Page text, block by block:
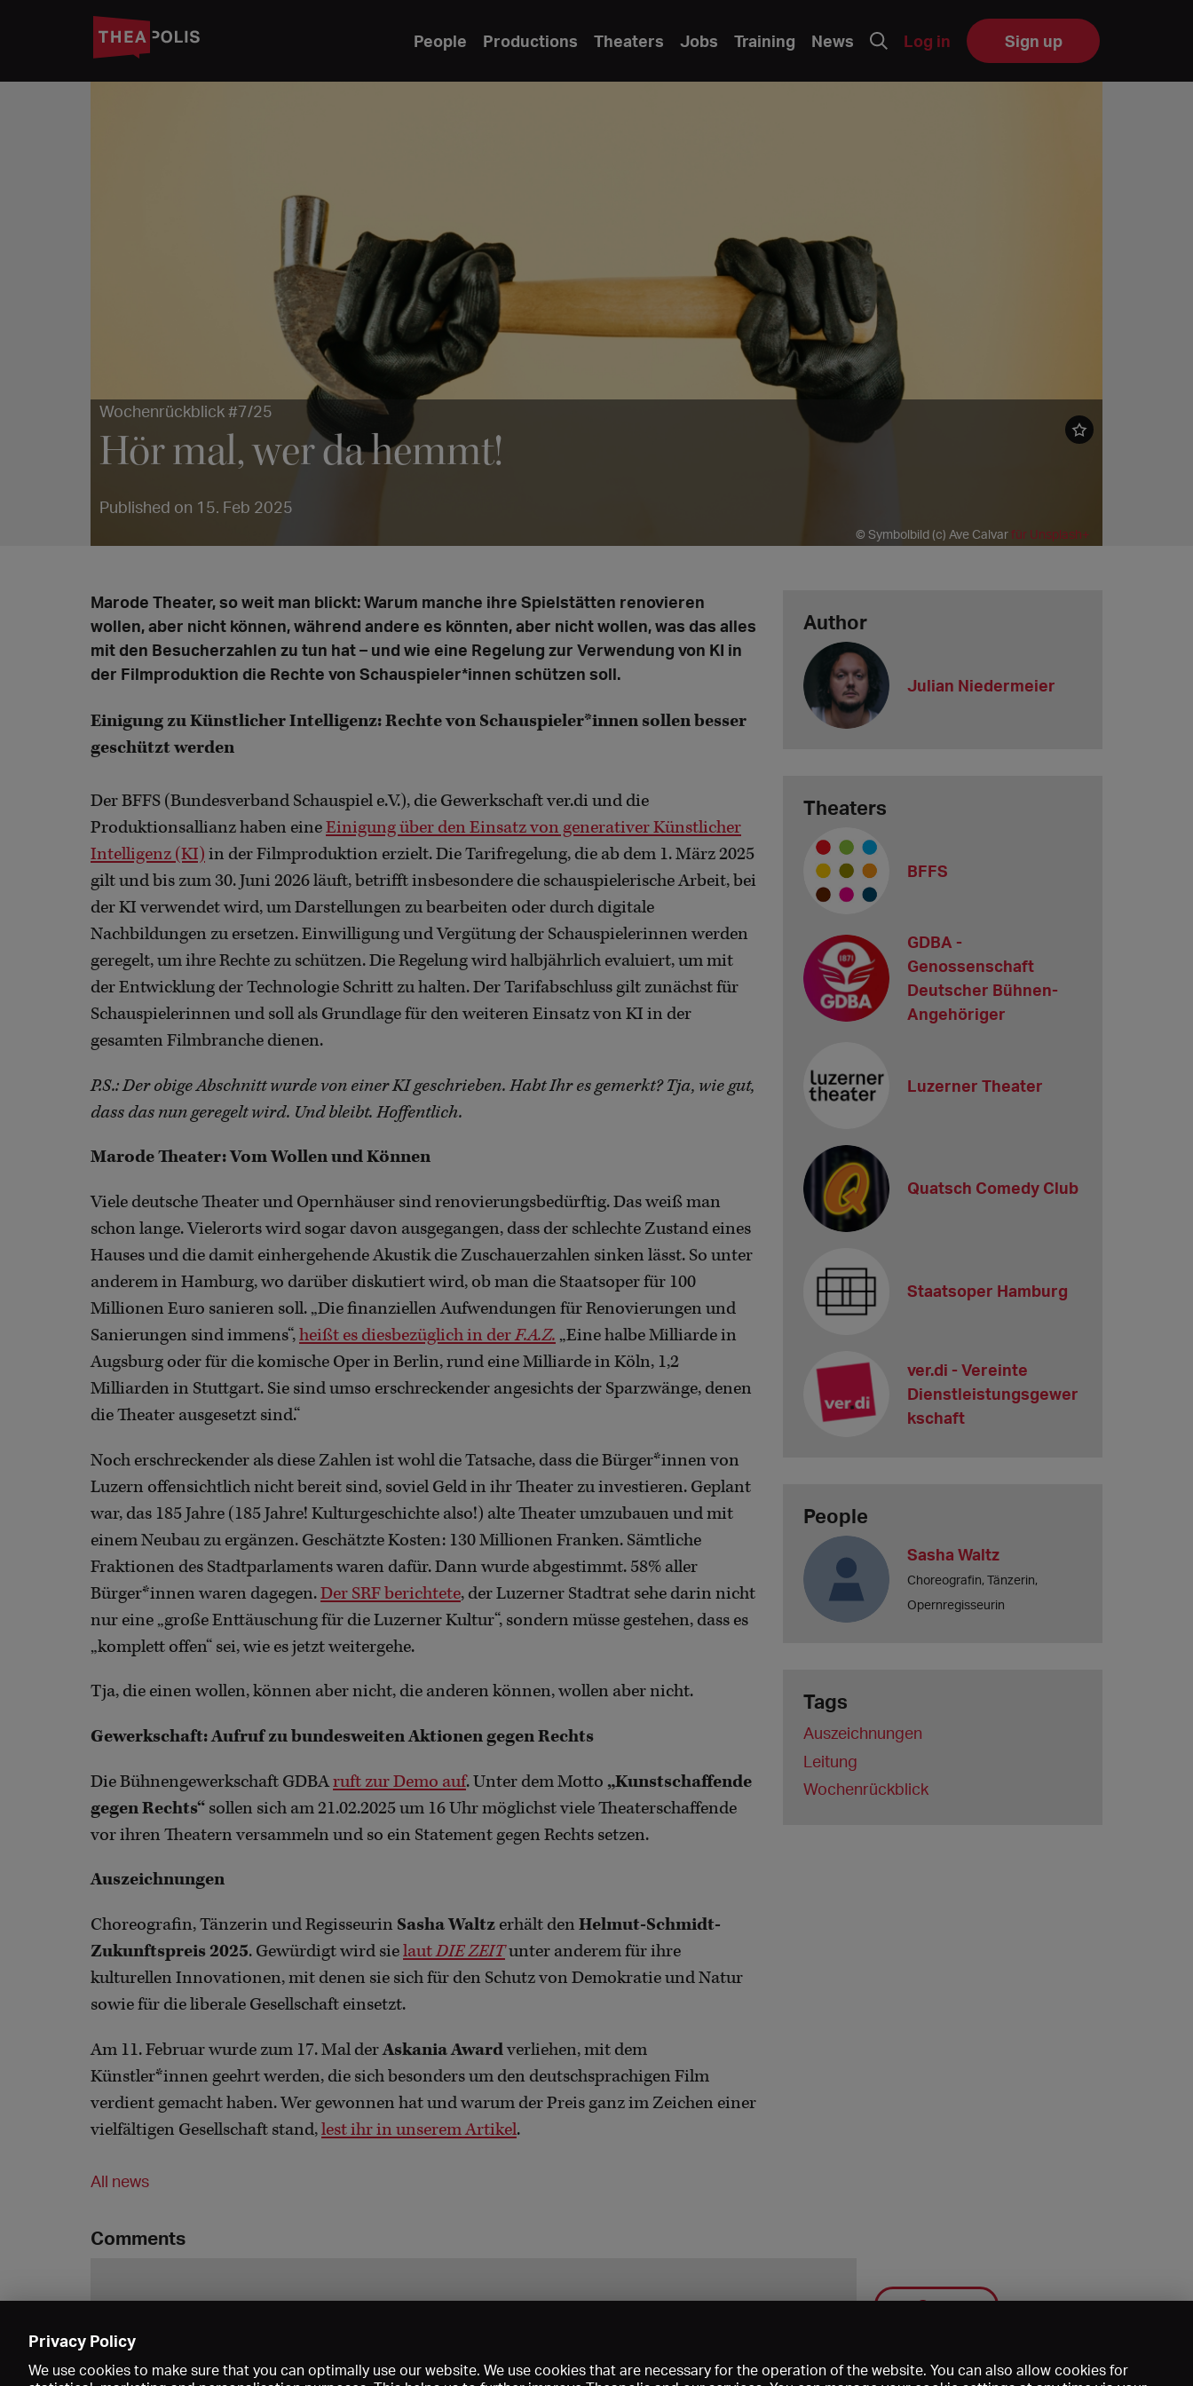
People Productions Theaters Jobs Training News Log in Sign up
Wochenrückblick #7/25
Hör mal, wer da hemmt!
Published on 15. Feb 2025
© Symbolbild (c) Ave Calvarfür Unsplash+
Marode Theater, so weit man blickt: Warum manche ihre Spielstätten renovieren
wollen, aber nicht können, während andere es könnten, aber nicht wollen, was das alles
mit den Besucherzahlen zu tun hat – und wie eine Regelung zur Verwendung von KI in
der Filmproduktion die Rechte von Schauspieler*innen schützen soll.
Einigung zu Künstlicher Intelligenz: Rechte von Schauspieler*innen sollen besser
geschützt werden
Der BFFS (Bundesverband Schauspiel e.V.), die Gewerkschaft ver.di und die
Produktionsallianz haben eineEinigung über den Einsatz von generativer Künstlicher
Intelligenz (KI) in der Filmproduktion erzielt. Die Tarifregelung, die ab dem 1. März 2025
gilt und bis zum 30. Juni 2026 läuft, betrifft insbesondere die schauspielerische Arbeit, bei
der KI verwendet wird, um Darstellungen zu bearbeiten oder durch digitale
Nachbildungen zu ersetzen. Einwilligung und Vergütung der Schauspielerinnen werden
geregelt, um ihre Rechte zu schützen. Die Regelung wird halbjährlich evaluiert, um mit
der Entwicklung der Technologie Schritt zu halten. Der Tarifabschluss gilt zunächst für
Schauspielerinnen und soll als Grundlage für den weiteren Einsatz von KI in der
gesamten Filmbranche dienen.
P.S.: Der obige Abschnitt wurde von einer KI geschrieben. Habt Ihr es gemerkt? Tja, wie gut,
dass das nun geregelt wird. Und bleibt. Hoffentlich.
Marode Theater: Vom Wollen und Können
Viele deutsche Theater und Opernhäuser sind renovierungsbedürftig. Das weiß man
schon lange. Vielerorts wird sogar davon ausgegangen, dass der schlechte Zustand eines
Hauses und die damit einhergehende Akustik die Zuschauerzahlen sinken lässt. So unter
anderem in Hamburg, wo darüber diskutiert wird, ob man die Staatsoper für 100
Millionen Euro sanieren soll. „Die finanziellen Aufwendungen für Renovierungen und
Sanierungen sind immens“,heißt es diesbezüglich in derF.A.Z. „Eine halbe Milliarde in
Augsburg oder für die komische Oper in Berlin, rund eine Milliarde in Köln, 1,2
Milliarden in Stuttgart. Sie sind umso erschreckender angesichts der Sparzwänge, denen
die Theater ausgesetzt sind.“
Noch erschreckender als diese Zahlen ist wohl die Tatsache, dass die Bürger*innen von
Luzern offensichtlich nicht bereit sind, soviel Geld in ihr Theater zu investieren. Geplant
war, das 185 Jahre (185 Jahre! Kulturgeschichte also!) alte Theater umzubauen und mit
einem Neubau zu ergänzen. Geschätzte Kosten: 130 Millionen Franken. Sämtliche
Fraktionen des Stadtparlaments waren dafür. Dann wurde abgestimmt. 58% aller
Bürger*innen waren dagegen.Der SRF berichtete, der Luzerner Stadtrat sehe darin nicht
nur eine „große Enttäuschung für die Luzerner Kultur“, sondern müsse gestehen, dass es
„komplett offen“ sei, wie es jetzt weitergehe.
Tja, die einen wollen, können aber nicht, die anderen können, wollen aber nicht.
Gewerkschaft: Aufruf zu bundesweiten Aktionen gegen Rechts
Die Bühnengewerkschaft GDBAruft zur Demo auf. Unter dem Motto „Kunstschaffende
gegen Rechts“ sollen sich am 21.02.2025 um 16 Uhr möglichst viele Theaterschaffende
vor ihren Theatern versammeln und so ein Statement gegen Rechts setzen.
Auszeichnungen
Choreografin, Tänzerin und Regisseurin Sasha Waltz erhält den Helmut-Schmidt-
Zukunftspreis 2025. Gewürdigt wird sielautDIE ZEITunter anderem für ihre
kulturellen Innovationen, mit denen sie sich für den Schutz von Demokratie und Natur
sowie für die liberale Gesellschaft einsetzt.
Am 11. Februar wurde zum 17. Mal derAskania Awardverliehen, mit dem
Künstler*innen geehrt werden, die sich besonders um den deutschsprachigen Film
verdient gemacht haben. Wer gewonnen hat und warum der Preis ganz im Zeichen einer
vielfältigen Gesellschaft stand,lest ihr in unserem Artikel.
All news
Author
Julian Niedermeier
Theaters
BFFS
GDBA -
Genossenschaft
Deutscher Bühnen-
Angehöriger
Luzerner Theater
Quatsch Comedy Club
Staatsoper Hamburg
ver.di - Vereinte
Dienstleistungsgewer
kschaft
People
Sasha Waltz
Choreografin, Tänzerin,
Opernregisseurin
Tags
Auszeichnungen
Leitung
Wochenrückblick
Comments
Save
Privacy Policy
We use cookies to make sure that you can optimally use our website. We use cookies that are necessary for the operation of the website. You can also allow cookies for